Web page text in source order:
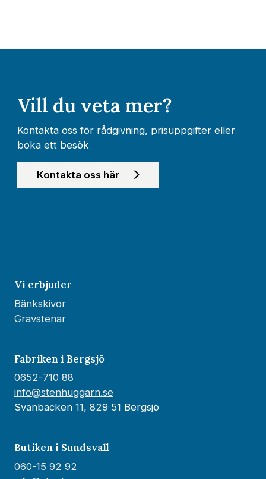
Vill du veta mer?
Kontakta oss för rådgivning, prisuppgifter eller
boka ett besök
Kontakta oss här
Vi erbjuder
Bänkskivor
Gravstenar
Fabriken i Bergsjö
0652-710 88
info@stenhuggarn.se
Svanbacken 11, 829 51 Bergsjö
Butiken i Sundsvall
060-15 92 92